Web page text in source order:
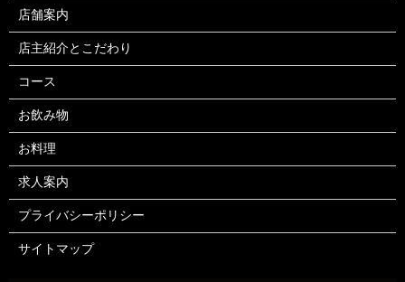
店舗案内
店主紹介とこだわり
コース
お飲み物
お料理
求人案内
プライバシーポリシー
サイトマップ